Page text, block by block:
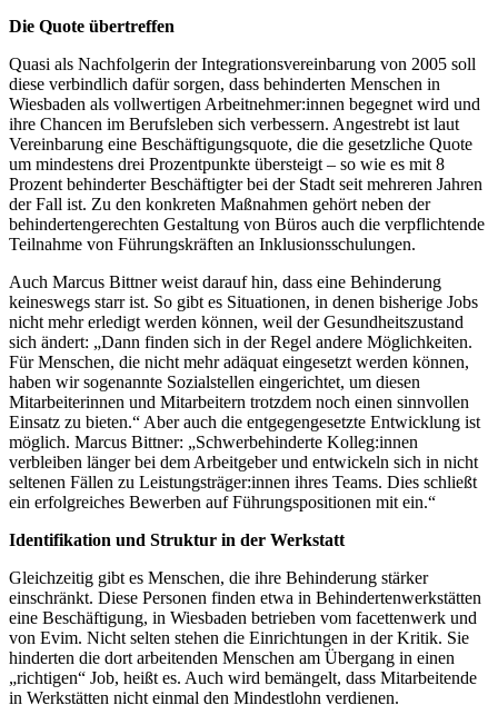
Die Quote übertreffen
Quasi als Nachfolgerin der Integrationsvereinbarung von 2005 soll
diese verbindlich dafür sorgen, dass behinderten Menschen in
Wiesbaden als vollwertigen Arbeitnehmer:innen begegnet wird und
ihre Chancen im Berufsleben sich verbessern. Angestrebt ist laut
Vereinbarung eine Beschäftigungsquote, die die gesetzliche Quote
um mindestens drei Prozentpunkte übersteigt – so wie es mit 8
Prozent behinderter Beschäftigter bei der Stadt seit mehreren Jahren
der Fall ist. Zu den konkreten Maßnahmen gehört neben der
behindertengerechten Gestaltung von Büros auch die verpflichtende
Teilnahme von Führungskräften an Inklusionsschulungen.
Auch Marcus Bittner weist darauf hin, dass eine Behinderung
keineswegs starr ist. So gibt es Situationen, in denen bisherige Jobs
nicht mehr erledigt werden können, weil der Gesundheitszustand
sich ändert: „Dann finden sich in der Regel andere Möglichkeiten.
Für Menschen, die nicht mehr adäquat eingesetzt werden können,
haben wir sogenannte Sozialstellen eingerichtet, um diesen
Mitarbeiterinnen und Mitarbeitern trotzdem noch einen sinnvollen
Einsatz zu bieten.“ Aber auch die entgegengesetzte Entwicklung ist
möglich. Marcus Bittner: „Schwerbehinderte Kolleg:innen
verbleiben länger bei dem Arbeitgeber und entwickeln sich in nicht
seltenen Fällen zu Leistungsträger:innen ihres Teams. Dies schließt
ein erfolgreiches Bewerben auf Führungspositionen mit ein.“
Identifikation und Struktur in der Werkstatt
Gleichzeitig gibt es Menschen, die ihre Behinderung stärker
einschränkt. Diese Personen finden etwa in Behindertenwerkstätten
eine Beschäftigung, in Wiesbaden betrieben vom facettenwerk und
von Evim. Nicht selten stehen die Einrichtungen in der Kritik. Sie
hinderten die dort arbeitenden Menschen am Übergang in einen
„richtigen“ Job, heißt es. Auch wird bemängelt, dass Mitarbeitende
in Werkstätten nicht einmal den Mindestlohn verdienen.